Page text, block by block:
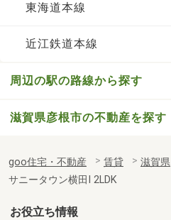
東海道本線
近江鉄道本線
周辺の駅の路線から探す
滋賀県彦根市の不動産を探す
goo住宅・不動産 賃貸 滋賀県
サニータウン横田Ⅰ 2LDK
お役立ち情報